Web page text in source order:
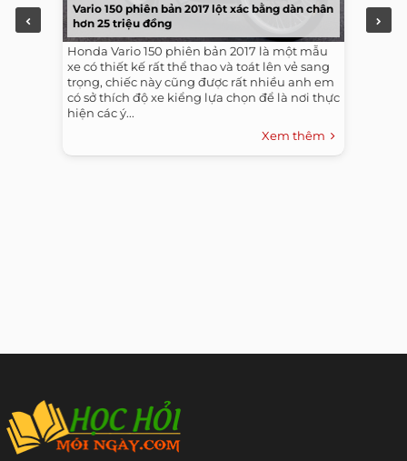
Vario 150 phiên bản 2017 lột xác bằng dàn chân
hơn 25 triệu đồng
Honda Vario 150 phiên bản 2017 là một mẫu
xe có thiết kế rất thể thao và toát lên vẻ sang
trọng, chiếc này cũng được rất nhiều anh em
có sở thích độ xe kiểng lựa chọn để là nơi thực
hiện các ý...
Xem thêm